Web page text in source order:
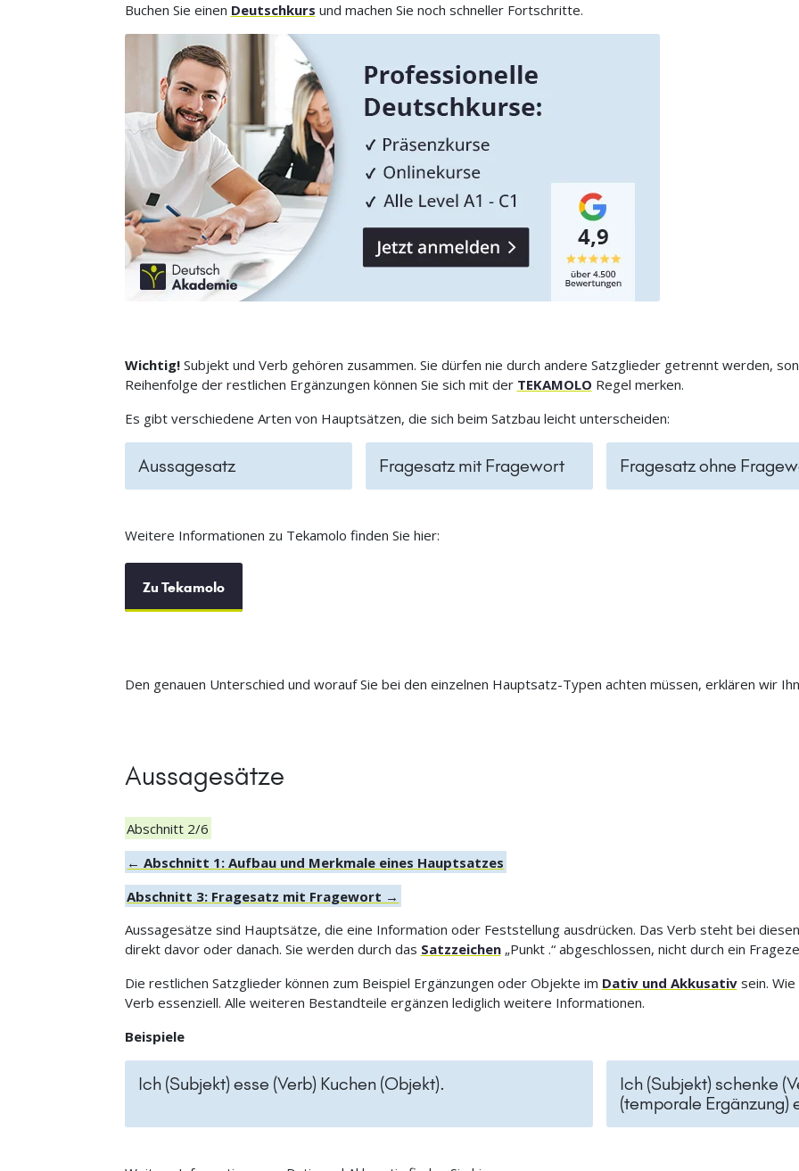
Buchen Sie einen Deutschkurs und machen Sie noch schneller Fortschritte.
Wichtig! Subjekt und Verb gehören zusammen. Sie dürfen nie durch andere Satzglieder getrennt werden,
Reihenfolge der restlichen Ergänzungen können Sie sich mit der TEKAMOLO Regel merken.
Es gibt verschiedene Arten von Hauptsätzen, die sich beim Satzbau leicht unterscheiden:
Aussagesatz Fragesatz mit Fragewort Fragesatz ohne
Weitere Informationen zu Tekamolo finden Sie hier:
Zu Tekamolo
Den genauen Unterschied und worauf Sie bei den einzelnen Hauptsatz-Typen achten müssen, erklären wir
Aussagesätze
Abschnitt 2/6
← Abschnitt 1: Aufbau und Merkmale eines Hauptsatzes
Abschnitt 3: Fragesatz mit Fragewort →
Aussagesätze sind Hauptsätze, die eine Information oder Feststellung ausdrücken. Das Verb steht bei
direkt davor oder danach. Sie werden durch das Satzzeichen„Punkt .“ abgeschlossen, nicht durch ein
Die restlichen Satzglieder können zum Beispiel Ergänzungen oder Objekte im Dativ und Akkusativsein. Wie
Verb essenziell. Alle weiteren Bestandteile ergänzen lediglich weitere Informationen.
Beispiele
Ich (Subjekt) esse (Verb) Kuchen (Objekt).
Ich (Subjekt) schenke
(temporale Ergänzung)